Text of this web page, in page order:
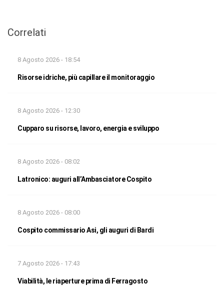
Correlati
8 Agosto 2026 - 18:54
Risorse idriche, più capillare il monitoraggio
8 Agosto 2026 - 12:30
Cupparo su risorse, lavoro, energia e sviluppo
8 Agosto 2026 - 08:02
Latronico: auguri all’Ambasciatore Cospito
8 Agosto 2026 - 08:00
Cospito commissario Asi, gli auguri di Bardi
7 Agosto 2026 - 17:43
Viabilità, le riaperture prima di Ferragosto